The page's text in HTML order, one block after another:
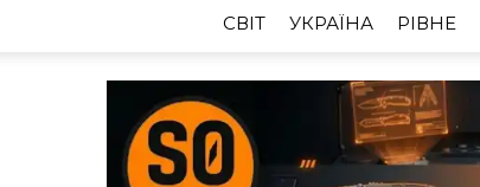
CВІТ УКРАЇНА РІВНЕ